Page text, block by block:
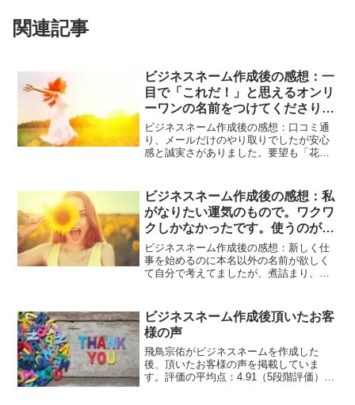
関連記事
ビジネスネーム作成後の感想：一
目で「これだ！」と思えるオンリ
ーワンの名前をつけてくださり感
動しました。
ビジネスネーム作成後の感想：口コミ通
り、メールだけのやり取りでしたが安心
感と誠実さがありました。要望も「花の
ぶらないように」という面倒なご依頼だ
ったと思うのですが、一目で「これ
だ！」と思えるオンリーワンの名前をつ
けてくださり感動しました。見た目も、
音の響きもキレイですし、仕事内容も考
えて命名してくださったので大変満足し
ています。
ビジネスネーム作成後の感想：私
がなりたい運気のもので。ワクワ
クしかなかったです。使うのが楽
しみです。
ビジネスネーム作成後の感想：新しく仕
事を始めるのに本名以外の名前が欲しく
て自分で考えてましたが、煮詰まり、も
を知りました。私の仕事柄、名前の持つ
運気もアドバイスしてくれる人からと決
めていたし、飛鳥さんの口コミも凄く良
かったのでお願いすることにしました。
最初の対応から色々要望を確認して頂
き、とても丁寧で、名前が提案されるの
ビジネスネーム作成後頂いたお客
様の声
飛鳥宗佑がビジネスネームを作成した
後、頂いたお客様の声を掲載していま
す。評価の平均点：4.91（5段階評価）、